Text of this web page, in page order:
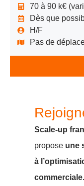
70 à 90 k€
Dès que
H/F
Pas de
Scale-up
propose une
à
commerciale.